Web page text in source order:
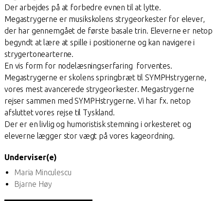
Der arbejdes på at forbedre evnen til at lytte.
Megastrygerne er musikskolens strygeorkester for elever,
der har gennemgået de første basale trin. Eleverne er netop
begyndt at lære at spille i positionerne og kan navigere i
strygertonearterne.
En vis form for nodelæsningserfaring forventes.
Megastrygerne er skolens springbræt til SYMPHstrygerne,
vores mest avancerede strygeorkester. Megastrygerne
rejser sammen med SYMPHstrygerne. Vi har fx. netop
afsluttet vores rejse til Tyskland.
Der er en livlig og humoristisk stemning i orkesteret og
eleverne lægger stor vægt på vores kageordning.
Underviser(e)
Maria Minculescu
Bjarne Høy